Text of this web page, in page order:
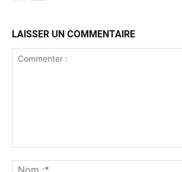
LAISSER UN COMMENTAIRE